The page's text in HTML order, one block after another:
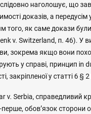
наголошує, що
доказів, а передусім
як саме докази були
v. Switzerland, п. 46). У
зокрема якщо вони
у справі, принцип
закріпленої у статті 6 §
v. Serbia, справедливий
обов’язок сторони